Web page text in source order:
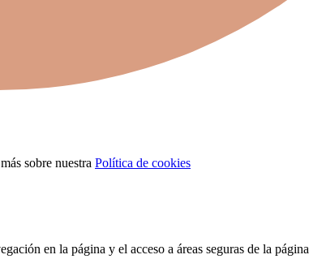
sobre nuestra Política de cookies
en la página y el acceso a áreas seguras de la